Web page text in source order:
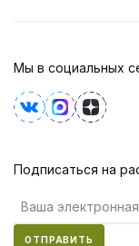
Мы в социальных
Подписаться на
ОТПРАВИТЬ